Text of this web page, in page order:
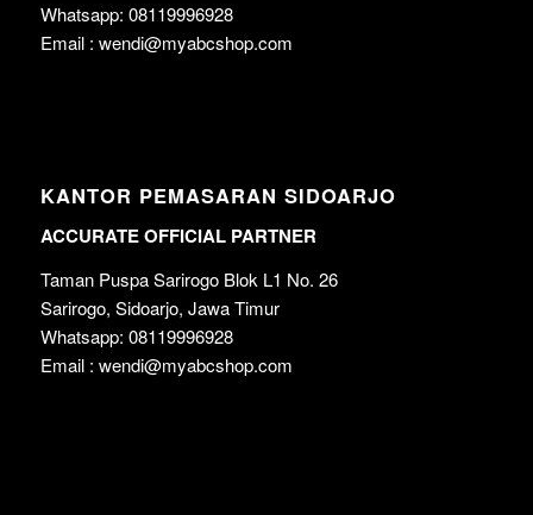
Whatsapp: 08119996928
Email : wendi@myabcshop.com
KANTOR PEMASARAN SIDOARJO
ACCURATE OFFICIAL PARTNER
Taman Puspa Sarirogo Blok L1 No. 26
Sarirogo, Sidoarjo, Jawa Timur
Whatsapp: 08119996928
Email : wendi@myabcshop.com